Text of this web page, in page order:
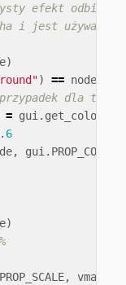
efekt odbicia.
i jest używana
)
) == node
dla tła:
= gui . get_color
. 6
, gui . PROP_COLOR
)
PROP_SCALE, vmath